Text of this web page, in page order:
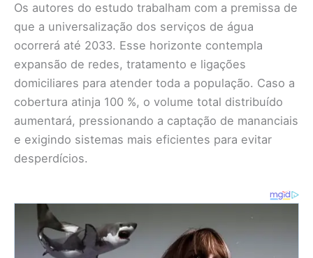
Os autores do estudo trabalham com a premissa de
que a universalização dos serviços de água
ocorrerá até 2033. Esse horizonte contempla
expansão de redes, tratamento e ligações
domiciliares para atender toda a população. Caso a
cobertura atinja 100 %, o volume total distribuído
aumentará, pressionando a captação de mananciais
e exigindo sistemas mais eficientes para evitar
desperdícios.